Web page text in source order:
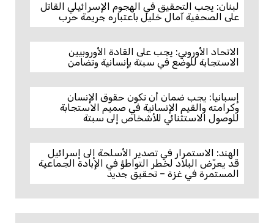
لبنان: يجب التحقيق في الهجوم الإسرائيلي القاتل
على الصحفية آمال خليل باعتباره جريمة حرب
الاتحاد الأوروبي: يجب على القادة الأوروبيين
الاستجابة للوضع في سبتة بإنسانية وتضامن
إسبانيا: يجب ضمان أن تكون حقوق الإنسان
وكرامته والقيم الإنسانية في صميم الاستجابة
للوصول الاستثنائي للأشخاص إلى سبتة
الهند: الاستمرار في تصدير الأسلحة إلى إسرائيل
قد يعرّض البلاد لخطر التواطؤ في الإبادة الجماعية
المستمرة في غزة – تحقيق جديد